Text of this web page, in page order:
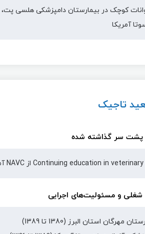
آمریکا
تاجیک
سر گذاشته شده
شغلی و مسئولیت‌های اجرایی
استان البرز (1380 تا 1389)